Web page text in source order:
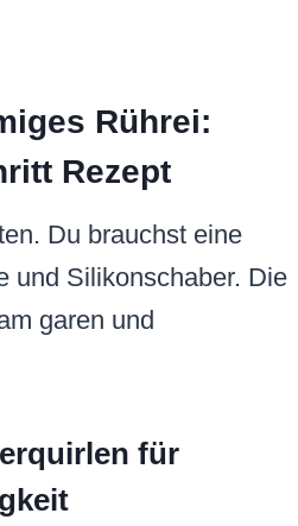
Rührei:
Rezept
Du brauchst eine
und Silikonschaber. Die
garen und
für